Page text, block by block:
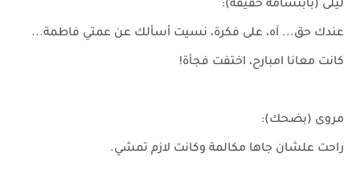
ليلى (بابتسامة خفيفة):
عندك حق... آه، على فكرة، نسيت أسألك عن عمتي فاطمة...
كانت معانا امبارح، اختفت فجأة!
مروى (بضحك):
راحت علشان جاها مكالمة وكانت لازم تمشي.